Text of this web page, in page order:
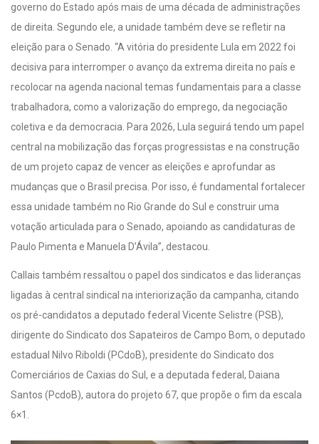
governo do Estado após mais de uma década de administrações
de direita. Segundo ele, a unidade também deve se refletir na
eleição para o Senado. “A vitória do presidente Lula em 2022 foi
decisiva para interromper o avanço da extrema direita no país e
recolocar na agenda nacional temas fundamentais para a classe
trabalhadora, como a valorização do emprego, da negociação
coletiva e da democracia. Para 2026, Lula seguirá tendo um papel
central na mobilização das forças progressistas e na construção
de um projeto capaz de vencer as eleições e aprofundar as
mudanças que o Brasil precisa. Por isso, é fundamental fortalecer
essa unidade também no Rio Grande do Sul e construir uma
votação articulada para o Senado, apoiando as candidaturas de
Paulo Pimenta e Manuela D’Ávila”, destacou.
Callais também ressaltou o papel dos sindicatos e das lideranças
ligadas à central sindical na interiorização da campanha, citando
os pré-candidatos a deputado federal Vicente Selistre (PSB),
dirigente do Sindicato dos Sapateiros de Campo Bom, o deputado
estadual Nilvo Riboldi (PCdoB), presidente do Sindicato dos
Comerciários de Caxias do Sul, e a deputada federal, Daiana
Santos (PcdoB), autora do projeto 67, que propõe o fim da escala
6×1.